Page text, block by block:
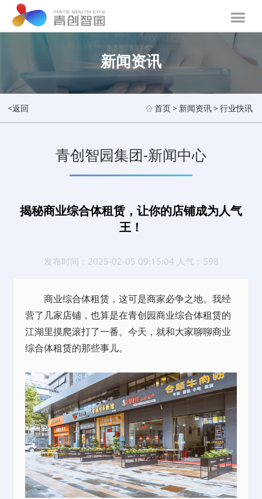
新闻资讯
<返回 首页> 新闻资讯>行业快讯
青创智园集团-新闻中心
揭秘商业综合体租赁，让你的店铺成为人气
王！
发布时间：2025-02-05 09:15:04 人气：598
商业综合体租赁 ，这可是商家必争之地。我经
营了几家店铺 ，也算是在青创园商业综合体租赁的
江湖里摸爬滚打了一番。今天，就和大家聊聊商业
综合体租赁的那些事儿。